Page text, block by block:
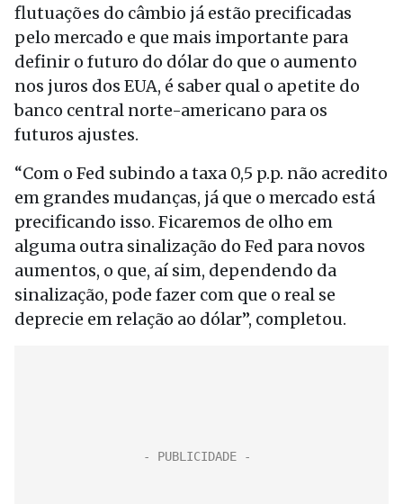
flutuações do câmbio já estão precificadas
pelo mercado e que mais importante para
definir o futuro do dólar do que o aumento
nos juros dos EUA, é saber qual o apetite do
banco central norte-americano para os
futuros ajustes.
“Com o Fed subindo a taxa 0,5 p.p. não acredito
em grandes mudanças, já que o mercado está
precificando isso. Ficaremos de olho em
alguma outra sinalização do Fed para novos
aumentos, o que, aí sim, dependendo da
sinalização, pode fazer com que o real se
deprecie em relação ao dólar”, completou.